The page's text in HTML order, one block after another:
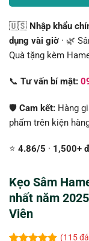
🇺🇸 Nhập khẩu
dụng vài giờ · 🌿
Quà tặng kèm
📞 Tư vấn bí mật:
🛡️ Cam kết: Hàng
phẩm trên kiện
⭐ 4.86/5 · 1,500+
Kẹo Sâm
nhất năm
Viên
(115